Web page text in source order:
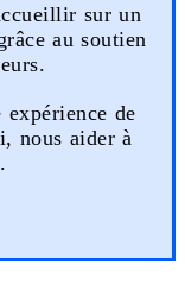
sur un
au soutien
de
nous aider à